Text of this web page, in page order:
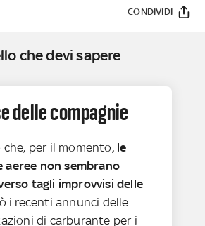
CONDIVIDI
che devi sapere
delle compagnie
che, per il momento, le
aeree non sembrano
tagli improvvisi delle
i recenti annunci delle
di carburante per i